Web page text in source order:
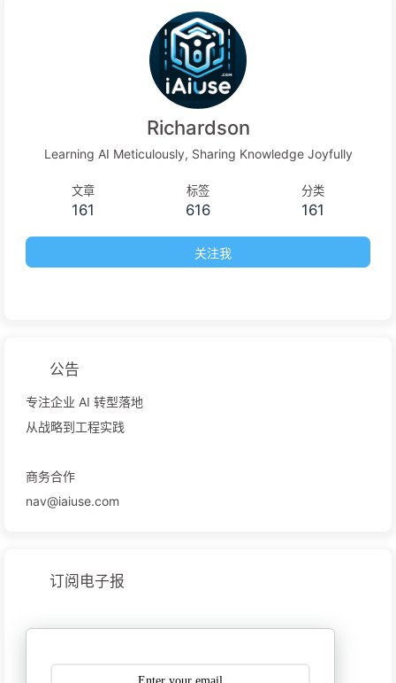
Richardson
Learning AI Meticulously, Sharing Knowledge Joyfully
文章
161
标签
616
分类
161
关注我
公告
专注企业 AI 转型落地
从战略到工程实践
商务合作
nav@iaiuse.com
订阅电子报